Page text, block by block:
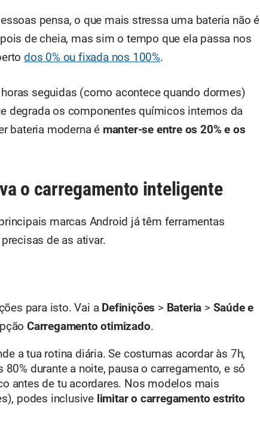
pensa, o que mais stressa uma bateria não é
de cheia, mas sim o tempo que ela passa nos
dos 0% ou fixada nos 100%.
seguidas (como acontece quando dormes)
degrada os componentes químicos internos da
bateria moderna é manter-se entre os 20% e os
o carregamento inteligente
marcas Android já têm ferramentas
de as ativar.
para isto. Vai a Definições > Bateria > Saúde e
Carregamento otimizado.
a tua rotina diária. Se costumas acordar às 7h,
durante a noite, pausa o carregamento, e só
antes de tu acordares. Nos modelos mais
podes inclusive limitar o carregamento estrito